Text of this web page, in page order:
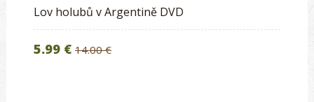
Lov holubů v Argentině DVD
5.99 € 14.00 €